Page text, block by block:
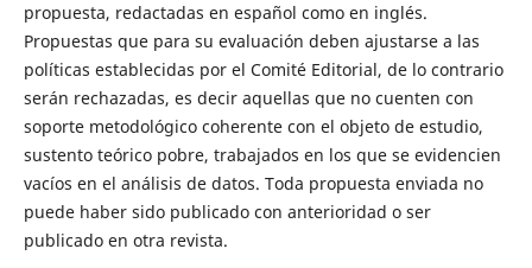
propuesta, redactadas en español como en inglés.
Propuestas que para su evaluación deben ajustarse a las
políticas establecidas por el Comité Editorial, de lo contrario
serán rechazadas, es decir aquellas que no cuenten con
soporte metodológico coherente con el objeto de estudio,
sustento teórico pobre, trabajados en los que se evidencien
vacíos en el análisis de datos. Toda propuesta enviada no
puede haber sido publicado con anterioridad o ser
publicado en otra revista.